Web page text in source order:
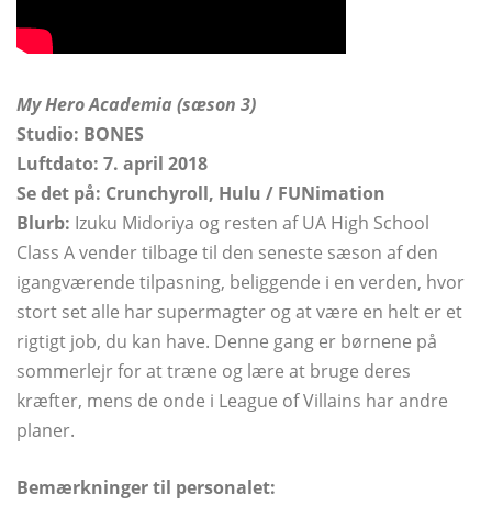
My Hero Academia (sæson 3)
Studio: BONES
Luftdato: 7. april 2018
Se det på: Crunchyroll, Hulu / FUNimation
Blurb: Izuku Midoriya og resten af ​​UA High School
Class A vender tilbage til den seneste sæson af den
igangværende tilpasning, beliggende i en verden, hvor
stort set alle har supermagter og at være en helt er et
rigtigt job, du kan have. Denne gang er børnene på
sommerlejr for at træne og lære at bruge deres
kræfter, mens de onde i League of Villains har andre
planer.
Bemærkninger til personalet: